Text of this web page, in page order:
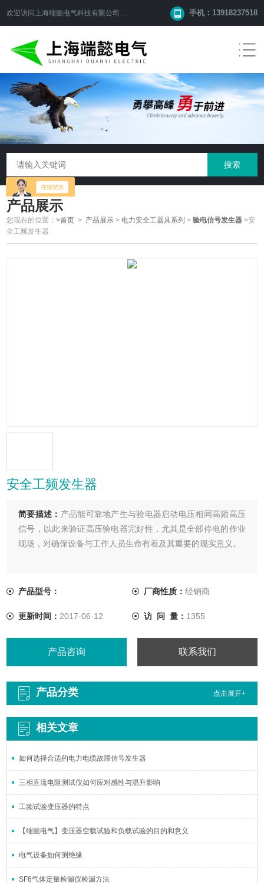
欢迎访问 上海端懿电气科技有限公司 网站！ 手机：13918237518
产品展示
您现在的位置：>首页 > 产品展示 > 电力安全工器具系列 >验电信号发生器 >安
全工频发生器
安全工频发生器
简要描述： 产品能可靠地产生与验电器启动电压相同高频高压
信号，以此来验证高压验电器完好性，尤其是全部停电的作业
现场，对确保设备与工作人员生命有着及其重要的现实意义。
产品型号： 厂商性质： 经销商
更新时间： 2017-06-12 访 问 量： 1355
产品咨询 联系我们
产品分类 点击展开+
相关文章
如何选择合适的电力电缆故障信号发生器
三相直流电阻测试仪如何应对感性与温升影响
工频试验变压器的特点
【端懿电气】变压器空载试验和负载试验的目的和意义
电气设备如何测绝缘
SF6气体定量检漏仪检漏方法